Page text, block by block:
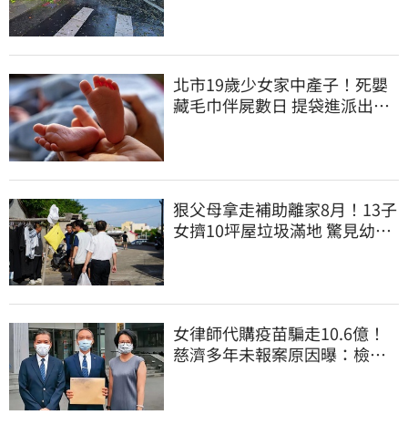
北市19歲少女家中產子！死嬰
藏毛巾伴屍數日 提袋進派出所
狠父母拿走補助離家8月！13子
女擠10坪屋垃圾滿地 驚見幼童
女律師代購疫苗騙走10.6億！
慈濟多年未報案原因曝：檢警